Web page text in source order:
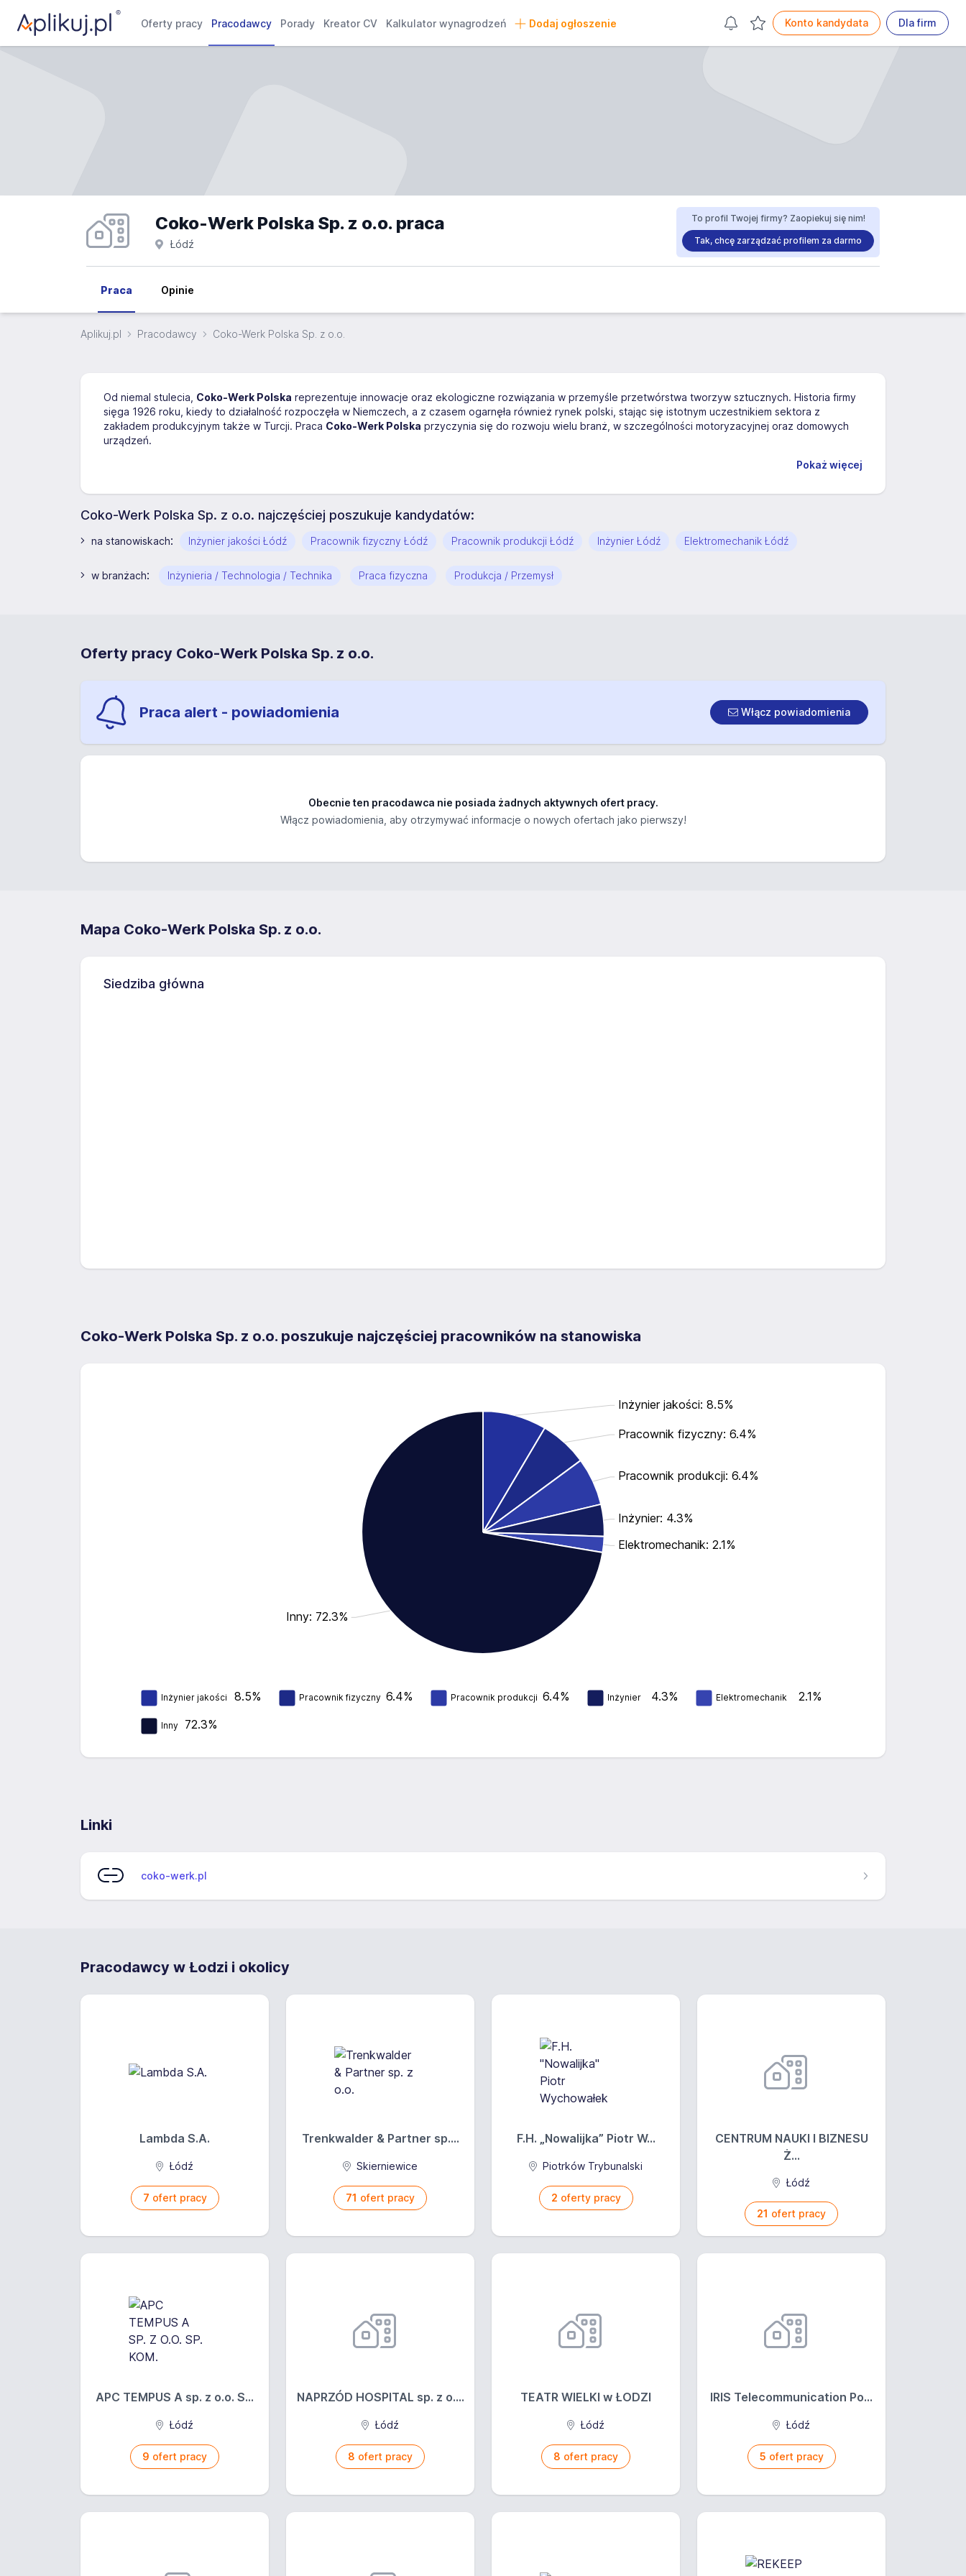
Oferty pracy Pracodawcy Porady Kreator CV Kalkulator wynagrodzeń Dodaj ogłoszenie Konto kandydata Dla firm
Coko-Werk Polska Sp. z o.o. praca
Łódź
To profil Twojej firmy? Zaopiekuj się nim!
Tak, chcę zarządzać profilem za darmo
Praca Opinie
Aplikuj.pl Pracodawcy Coko-Werk Polska Sp. z o.o.
Od niemal stulecia, Coko-Werk Polska reprezentuje innowacje oraz ekologiczne rozwiązania w przemyśle przetwórstwa tworzyw sztucznych. Historia firmy
sięga 1926 roku, kiedy to działalność rozpoczęła w Niemczech, a z czasem ogarnęła również rynek polski, stając się istotnym uczestnikiem sektora z
zakładem produkcyjnym także w Turcji. Praca Coko-Werk Polska przyczynia się do rozwoju wielu branż, w szczególności motoryzacyjnej oraz domowych
urządzeń.
Pokaż więcej
Coko-Werk Polska Sp. z o.o. najczęściej poszukuje kandydatów:
na stanowiskach: Inżynier jakości Łódź Pracownik fizyczny Łódź Pracownik produkcji Łódź Inżynier Łódź Elektromechanik Łódź
w branżach: Inżynieria / Technologia / Technika Praca fizyczna Produkcja / Przemysł
Oferty pracy Coko-Werk Polska Sp. z o.o.
Praca alert - powiadomienia Włącz powiadomienia
Obecnie ten pracodawca nie posiada żadnych aktywnych ofert pracy.
Włącz powiadomienia, aby otrzymywać informacje o nowych ofertach jako pierwszy!
Mapa Coko-Werk Polska Sp. z o.o.
Siedziba główna
Coko-Werk Polska Sp. z o.o. poszukuje najczęściej pracowników na stanowiska
Inżynier jakości: 8.5%
Pracownik fizyczny: 6.4%
Pracownik produkcji: 6.4%
Inżynier: 4.3%
Elektromechanik: 2.1%
Inny: 72.3%
Inżynier jakości 8.5% Pracownik fizyczny 6.4% Pracownik produkcji 6.4% Inżynier 4.3% Elektromechanik 2.1%
Inny 72.3%
Linki
coko-werk.pl
Pracodawcy w Łodzi i okolicy
Lambda S.A.
Łódź
7 ofert pracy
Trenkwalder & Partner sp....
Skierniewice
71 ofert pracy
F.H. „Nowalijka” Piotr W...
Piotrków Trybunalski
2 oferty pracy
CENTRUM NAUKI I BIZNESU
Ż...
Łódź
21 ofert pracy
APC TEMPUS A sp. z o.o. S...
Łódź
9 ofert pracy
NAPRZÓD HOSPITAL sp. z o....
Łódź
8 ofert pracy
TEATR WIELKI w ŁODZI
Łódź
8 ofert pracy
IRIS Telecommunication Po...
Łódź
5 ofert pracy